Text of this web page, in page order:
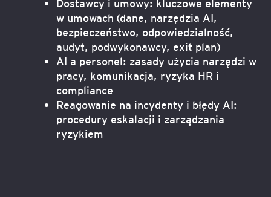
w umowach (dane, narzędzia AI,
bezpieczeństwo, odpowiedzialność,
audyt, podwykonawcy, exit plan)
AI a personel: zasady użycia narzędzi w
pracy, komunikacja, ryzyka HR i
compliance
Reagowanie na incydenty i błędy AI:
procedury eskalacji i zarządzania
ryzykiem